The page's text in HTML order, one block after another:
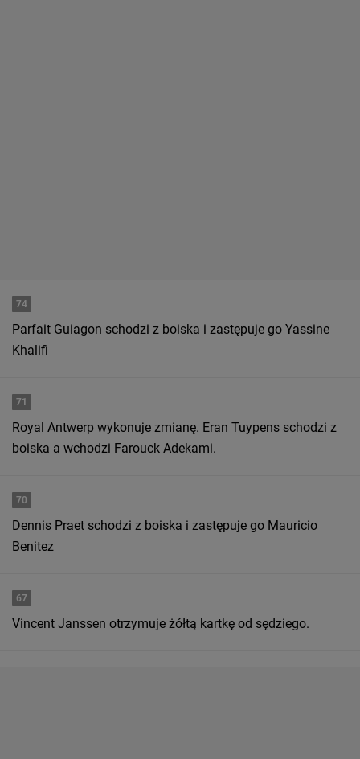
74
Parfait Guiagon schodzi z boiska i zastępuje go Yassine
Khalifi
71
Royal Antwerp wykonuje zmianę. Eran Tuypens schodzi z
boiska a wchodzi Farouck Adekami.
70
Dennis Praet schodzi z boiska i zastępuje go Mauricio
Benitez
67
Vincent Janssen otrzymuje żółtą kartkę od sędziego.